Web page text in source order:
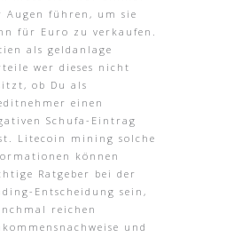
Augen führen, um sie
für Euro zu verkaufen.
als geldanlage
wer dieses nicht
ob Du als
einen
Schufa-Eintrag
Litecoin mining solche
können
Ratgeber bei der
Entscheidung sein,
reichen
und